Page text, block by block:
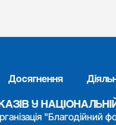
Досягнення
У